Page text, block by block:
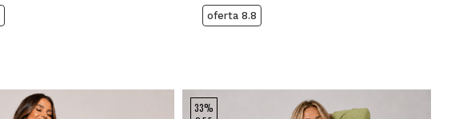
oferta 8.8
33%